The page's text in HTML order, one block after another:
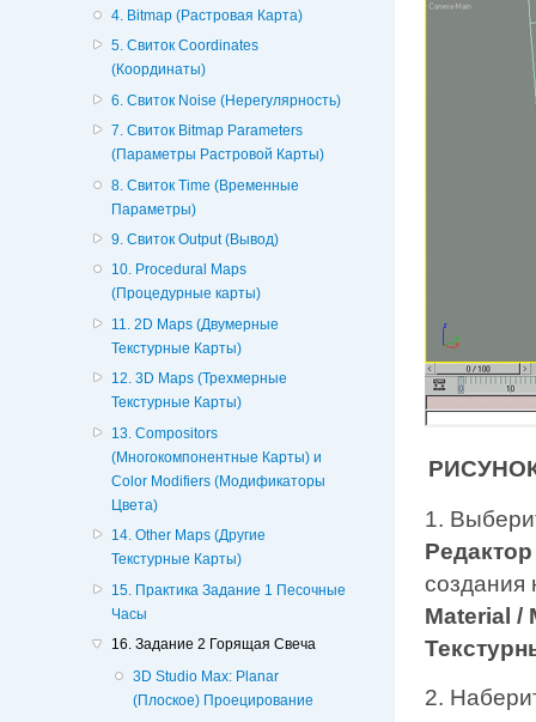
4. Bitmap (Растровая Карта)
5. Свиток Coordinates
(Координаты)
6. Свиток Noise (Нерегулярность)
7. Свиток Bitmap Parameters
(Параметры Растровой Карты)
8. Свиток Time (Временные
Параметры)
9. Свиток Output (Вывод)
10. Procedural Maps
(Процедурные карты)
11. 2D Maps (Двумерные
Текстурные Карты)
12. 3D Maps (Трехмерные
Текстурные Карты)
13. Compositors
(Многокомпонентные Карты) и
Color Modifiers (Модификаторы
Цвета)
14. Other Maps (Другие
Текстурные Карты)
15. Практика Задание 1 Песочные
Часы
16. Задание 2 Горящая Свеча
3D Studio Max: Planar
(Плоское) Проецирование
1.
создания
Material /
2.